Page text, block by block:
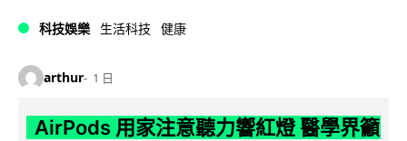
科技娛樂 生活科技 健康
arthur 1 日
AirPods 用家注意聽力響紅燈 醫學界籲